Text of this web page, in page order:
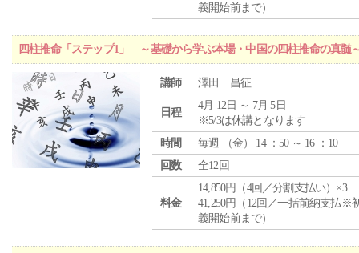
義開始前まで）
四柱推命「ステップ1」 ～基礎から学ぶ本場・中国の四柱推命の真髄
講師 澤田 昌征
日程
4月 12日 ～ 7月 5日
※5/3は休講となります
時間
毎週 （金） 14 ：50 ～ 16 ：10
回数
全12回
料金
14,850円（4回／分割支払い）×3
41,250円（12回／一括前納支払※
義開始前まで）